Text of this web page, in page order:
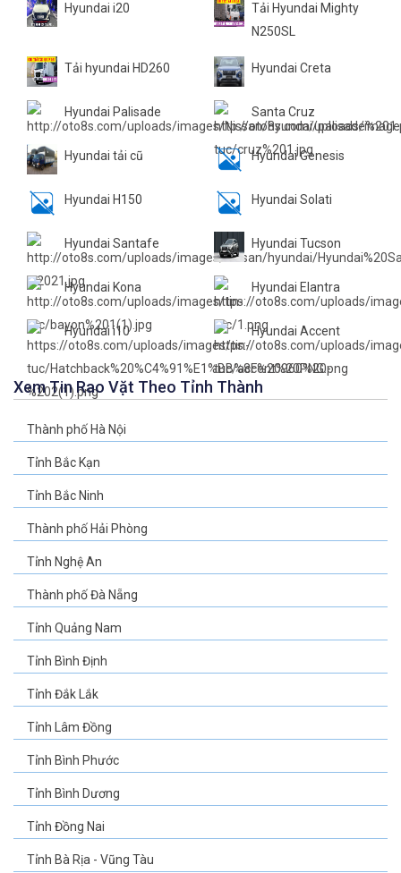
Hyundai i20
Tải Hyundai Mighty
N250SL
Tải hyundai HD260 Hyundai Creta
Hyundai Palisade Santa Cruz
Hyundai tải cũ Hyundai Genesis
Hyundai H150 Hyundai Solati
Hyundai Santafe Hyundai Tucson
Hyundai Kona Hyundai Elantra
Hyundai i10 Hyundai Accent
Xem Tin Rao Vặt Theo Tỉnh Thành
Thành phố Hà Nội
Tỉnh Bắc Kạn
Tỉnh Bắc Ninh
Thành phố Hải Phòng
Tỉnh Nghệ An
Thành phố Đà Nẵng
Tỉnh Quảng Nam
Tỉnh Bình Định
Tỉnh Đắk Lắk
Tỉnh Lâm Đồng
Tỉnh Bình Phước
Tỉnh Bình Dương
Tỉnh Đồng Nai
Tỉnh Bà Rịa - Vũng Tàu